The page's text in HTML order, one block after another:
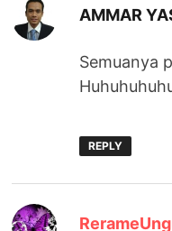
AMMAR
Semuanya
REPLY